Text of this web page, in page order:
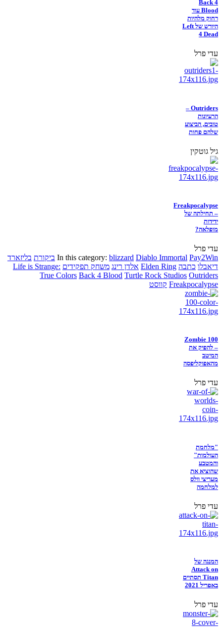
Back 4
Blood עוד
רחוק מלהיות
היורש של Left
4 Dead
עדי פרל
Outriders –
הרעיונות
טובים, הביצוע
שלהם פחות
גיל גוטקין
Freakpocalypse
– תחילתה של
ידידות
מופלאה?
עדי פרל
In this category: blizzard Diablo Immortal Pay2Win ביקורת בליזארד
דיאבלו כתבה Elden Ring אלדן רינג משחק תפקידים Life is Strange:
True Colors Back 4 Blood Turtle Rock Studios Outriders
Freakpocalypse קווסט
Zombie 100
– להפיק את
המיטב
מהאפוקליפסה
עדי פרל
"מלחמת
העולמות"
והמטבע
שהוציא את
מעריצי וולס
למלחמה
עדי פרל
המנגה של
Attack on
Titan תסתיים
באפריל 2021
עדי פרל